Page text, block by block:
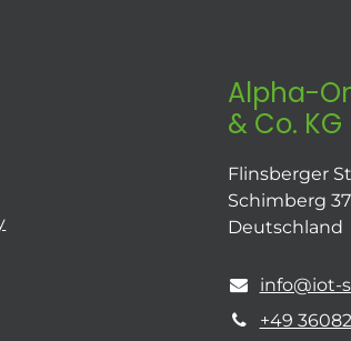
Alpha-
& Co. KG
Flinsberger
Schimberg
Deutschland
info@iot-
+49